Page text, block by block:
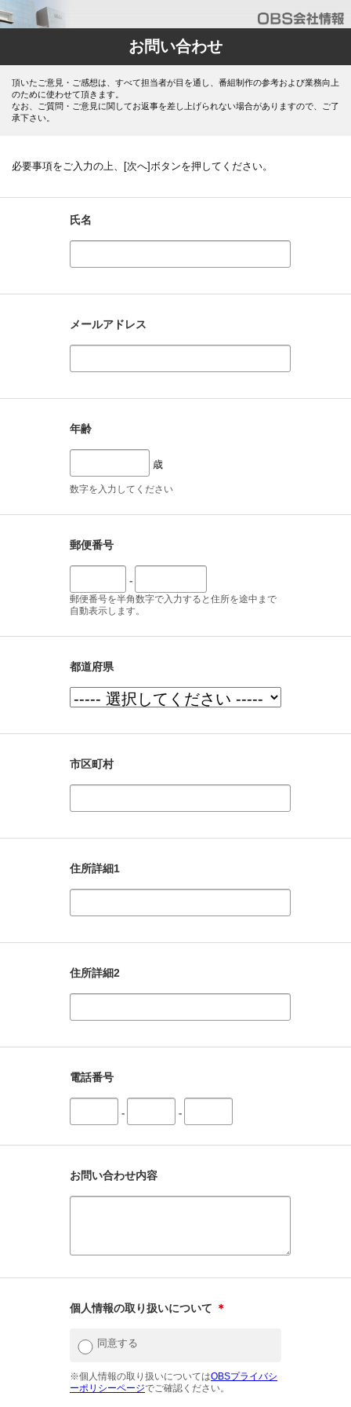
お問い合わせ
頂いたご意見・ご感想は、すべて担当者が目を通し、番組制作の参考および業務向上
のために使わせて頂きます。
なお、ご質問・ご意見に関してお返事を差し上げられない場合がありますので、ご了
承下さい。
必要事項をご入力の上、[次へ]ボタンを押してください。
氏名
メールアドレス
年齢
歳
数字を入力してください
郵便番号
-
郵便番号を半角数字で入力すると住所を途中まで
自動表示します。
都道府県
市区町村
住所詳細1
住所詳細2
電話番号
- -
お問い合わせ内容
個人情報の取り扱いについて ＊
同意する
※個人情報の取り扱いについてはOBSプライバシ
ーポリシーページでご確認ください。